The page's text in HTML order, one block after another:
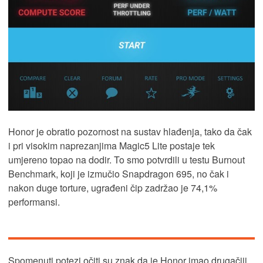
Honor je obratio pozornost na sustav hlađenja, tako da čak
i pri visokim naprezanjima Magic5 Lite postaje tek
umjereno topao na dodir. To smo potvrdili u testu Burnout
Benchmark, koji je izmučio Snapdragon 695, no čak i
nakon duge torture, ugrađeni čip zadržao je 74,1%
performansi.